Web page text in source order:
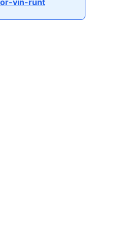
vin-runt